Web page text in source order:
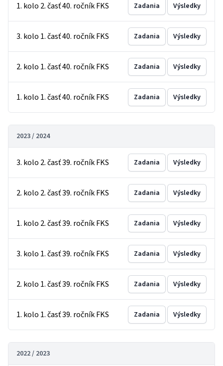
1. kolo 2. časť 40. ročník FKS Zadania Výsledky
3. kolo 1. časť 40. ročník FKS Zadania Výsledky
2. kolo 1. časť 40. ročník FKS Zadania Výsledky
1. kolo 1. časť 40. ročník FKS Zadania Výsledky
2023 / 2024
3. kolo 2. časť 39. ročník FKS Zadania Výsledky
2. kolo 2. časť 39. ročník FKS Zadania Výsledky
1. kolo 2. časť 39. ročník FKS Zadania Výsledky
3. kolo 1. časť 39. ročník FKS Zadania Výsledky
2. kolo 1. časť 39. ročník FKS Zadania Výsledky
1. kolo 1. časť 39. ročník FKS Zadania Výsledky
2022 / 2023